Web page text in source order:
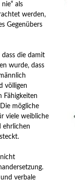
als
werden,
Gegenübers
die damit
wurde, dass
völligen
Fähigkeiten
mögliche
viele weibliche
ehrlichen
verbale